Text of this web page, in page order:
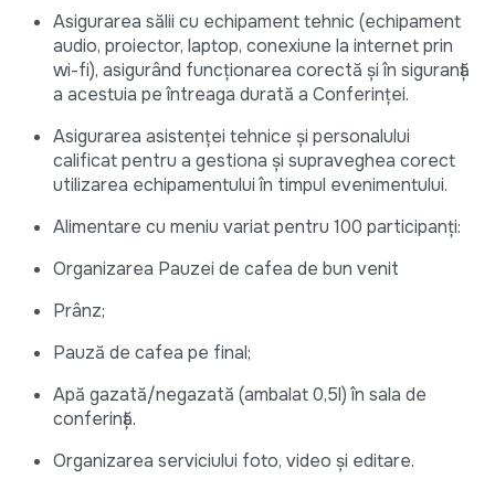
Asigurarea sălii cu echipament tehnic (echipament
audio, proiector, laptop, conexiune la internet prin
wi-fi), asigurând funcționarea corectă și în siguranță
a acestuia pe întreaga durată a Conferinței.
Asigurarea asistenței tehnice și personalului
calificat pentru a gestiona și supraveghea corect
utilizarea echipamentului în timpul evenimentului.
Alimentare cu meniu variat pentru 100 participanți:
Organizarea Pauzei de cafea de bun venit
Prânz;
Pauză de cafea pe final;
Apă gazată/negazată (ambalat 0,5l) în sala de
conferință.
Organizarea serviciului foto, video și editare.